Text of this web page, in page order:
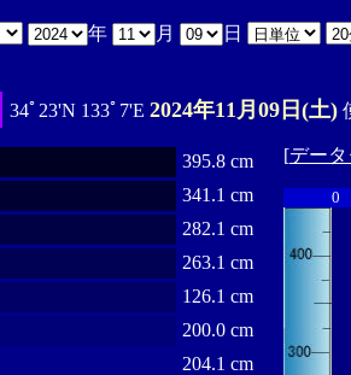
年 月 日
34ﾟ23'N 133ﾟ7'E 2024年11月09日(土)
395.8 cm
341.1 cm
282.1 cm
263.1 cm
126.1 cm
200.0 cm
204.1 cm
[デー
0